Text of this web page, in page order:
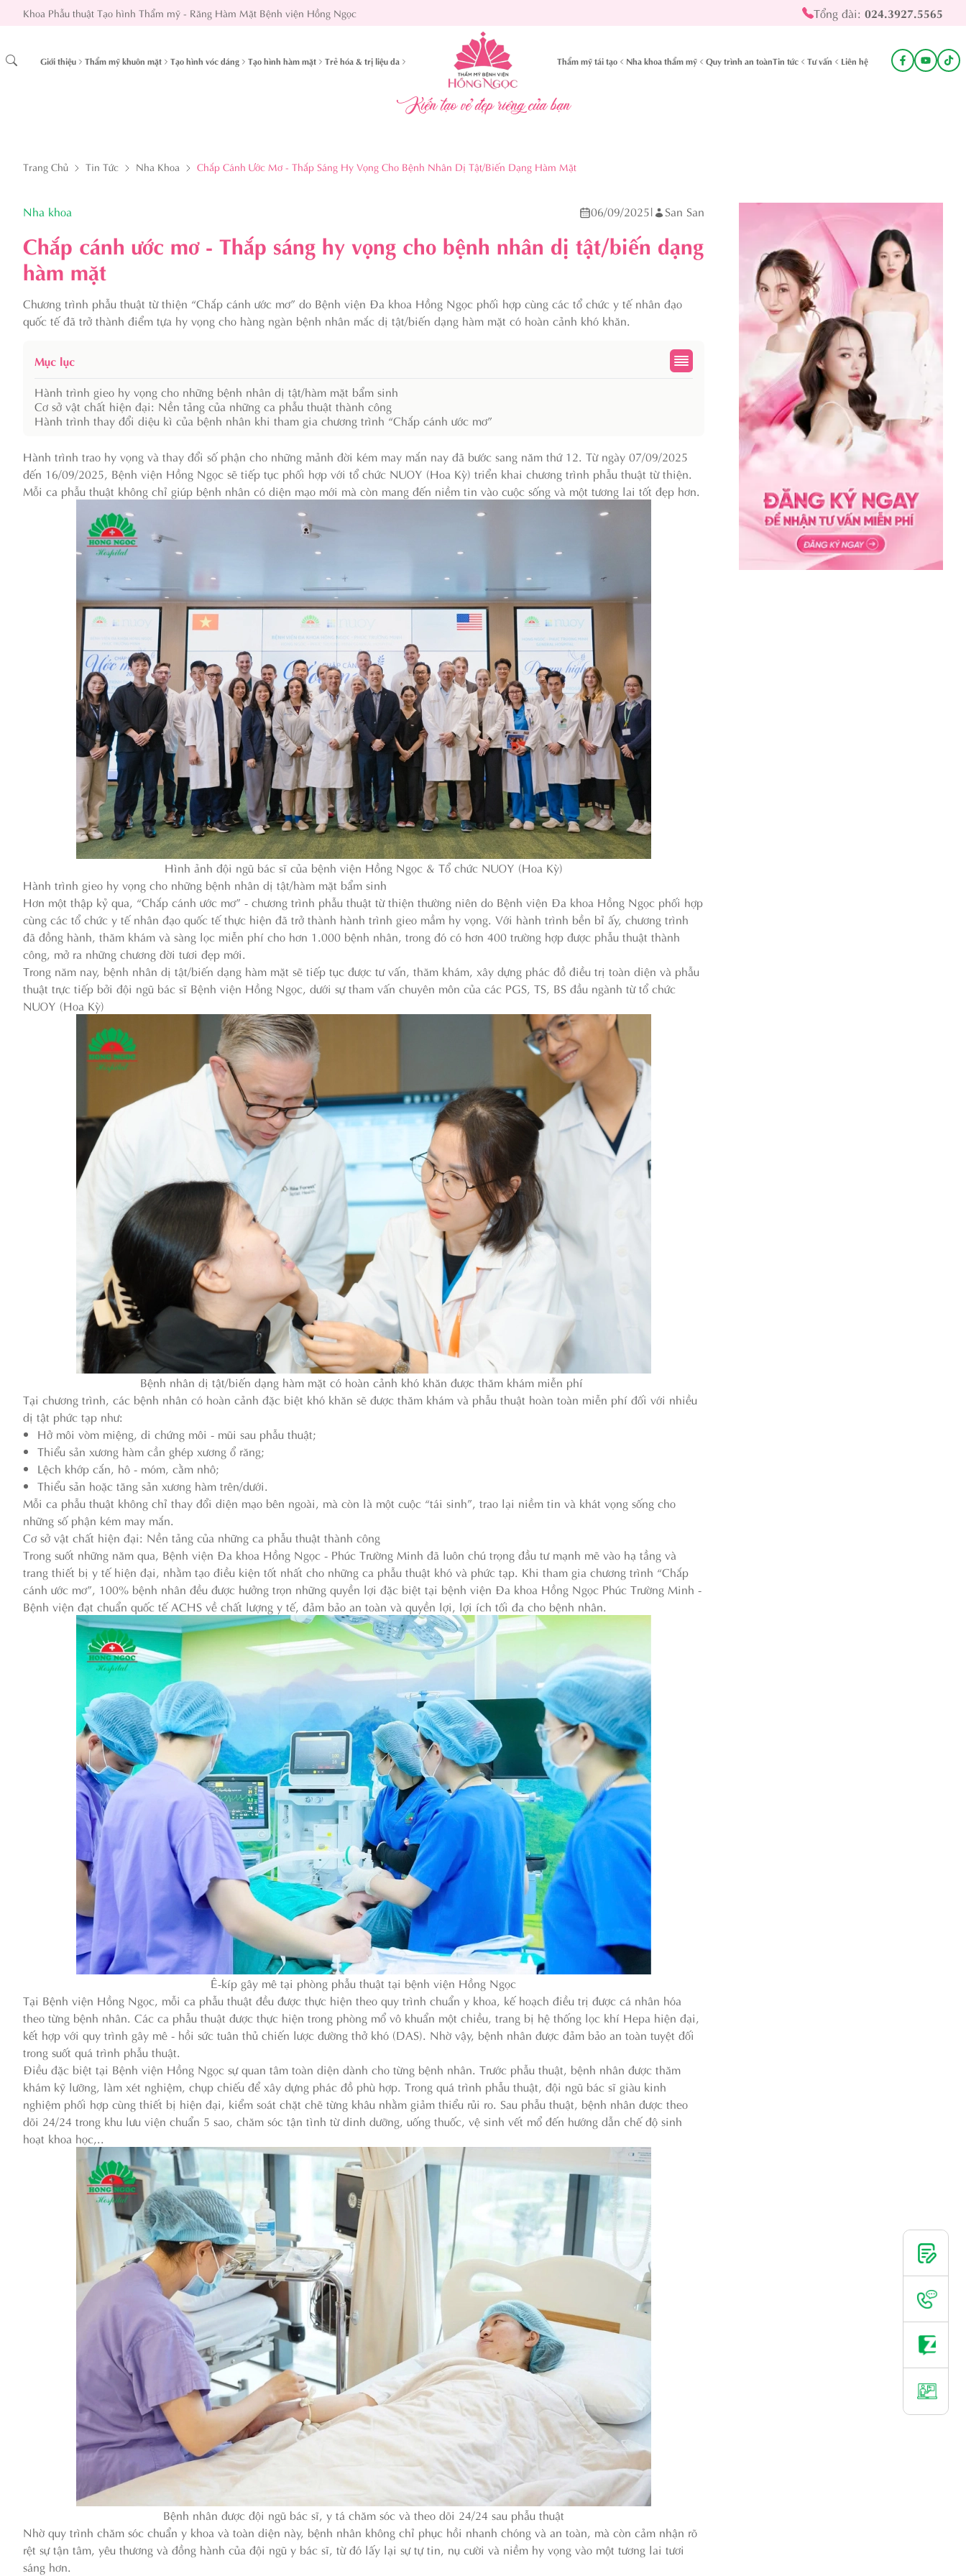
Khoa Phẫu thuật Tạo hình Thẩm mỹ - Răng Hàm Mặt Bệnh viện Hồng Ngọc Tổng đài: 024.3927.5565
Giới thiệu Thẩm mỹ khuôn mặt Tạo hình vóc dáng Tạo hình hàm mặt Trẻ hóa & trị liệu da Thẩm mỹ tái tạo Nha khoa thẩm mỹ Quy trình an toànTin tức Tư vấn Liên hệ
Kiến tạo vẻ đẹp riêng của bạn
Trang Chủ Tin Tức Nha Khoa Chắp Cánh Ước Mơ - Thắp Sáng Hy Vọng Cho Bệnh Nhân Dị Tật/biến Dạng Hàm Mặt
Nha khoa 06/09/2025| San San
Chắp cánh ước mơ - Thắp sáng hy vọng cho bệnh nhân dị tật/biến dạng
hàm mặt
Chương trình phẫu thuật từ thiện “Chắp cánh ước mơ” do Bệnh viện Đa khoa Hồng Ngọc phối hợp cùng các tổ chức y tế nhân đạo
quốc tế đã trở thành điểm tựa hy vọng cho hàng ngàn bệnh nhân mắc dị tật/biến dạng hàm mặt có hoàn cảnh khó khăn.
Mục lục
Hành trình gieo hy vọng cho những bệnh nhân dị tật/hàm mặt bẩm sinh
Cơ sở vật chất hiện đại: Nền tảng của những ca phẫu thuật thành công
Hành trình thay đổi diệu kì của bệnh nhân khi tham gia chương trình “Chắp cánh ước mơ”
Hành trình trao hy vọng và thay đổi số phận cho những mảnh đời kém may mắn nay đã bước sang năm thứ 12. Từ ngày 07/09/2025
đến 16/09/2025, Bệnh viện Hồng Ngọc sẽ tiếp tục phối hợp với tổ chức NUOY (Hoa Kỳ) triển khai chương trình phẫu thuật từ thiện.
Mỗi ca phẫu thuật không chỉ giúp bệnh nhân có diện mạo mới mà còn mang đến niềm tin vào cuộc sống và một tương lai tốt đẹp hơn.
Hình ảnh đội ngũ bác sĩ của bệnh viện Hồng Ngọc & Tổ chức NUOY (Hoa Kỳ)
Hành trình gieo hy vọng cho những bệnh nhân dị tật/hàm mặt bẩm sinh
Hơn một thập kỷ qua, “Chắp cánh ước mơ” - chương trình phẫu thuật từ thiện thường niên do Bệnh viện Đa khoa Hồng Ngọc phối hợp
cùng các tổ chức y tế nhân đạo quốc tế thực hiện đã trở thành hành trình gieo mầm hy vọng. Với hành trình bền bỉ ấy, chương trình
đã đồng hành, thăm khám và sàng lọc miễn phí cho hơn 1.000 bệnh nhân, trong đó có hơn 400 trường hợp được phẫu thuật thành
công, mở ra những chương đời tươi đẹp mới.
Trong năm nay, bệnh nhân dị tật/biến dạng hàm mặt sẽ tiếp tục được tư vấn, thăm khám, xây dựng phác đồ điều trị toàn diện và phẫu
thuật trực tiếp bởi đội ngũ bác sĩ Bệnh viện Hồng Ngọc, dưới sự tham vấn chuyên môn của các PGS, TS, BS đầu ngành từ tổ chức
NUOY (Hoa Kỳ)
Bệnh nhân dị tật/biến dạng hàm mặt có hoàn cảnh khó khăn được thăm khám miễn phí
Tại chương trình, các bệnh nhân có hoàn cảnh đặc biệt khó khăn sẽ được thăm khám và phẫu thuật hoàn toàn miễn phí đối với nhiều
dị tật phức tạp như:
Hở môi vòm miệng, di chứng môi - mũi sau phẫu thuật;
Thiểu sản xương hàm cần ghép xương ổ răng;
Lệch khớp cắn, hô - móm, cằm nhô;
Thiểu sản hoặc tăng sản xương hàm trên/dưới.
Mỗi ca phẫu thuật không chỉ thay đổi diện mạo bên ngoài, mà còn là một cuộc “tái sinh”, trao lại niềm tin và khát vọng sống cho
những số phận kém may mắn.
Cơ sở vật chất hiện đại: Nền tảng của những ca phẫu thuật thành công
Trong suốt những năm qua, Bệnh viện Đa khoa Hồng Ngọc - Phúc Trường Minh đã luôn chú trọng đầu tư mạnh mẽ vào hạ tầng và
trang thiết bị y tế hiện đại, nhằm tạo điều kiện tốt nhất cho những ca phẫu thuật khó và phức tạp. Khi tham gia chương trình “Chắp
cánh ước mơ”, 100% bệnh nhân đều được hưởng trọn những quyền lợi đặc biệt tại bệnh viện Đa khoa Hồng Ngọc Phúc Trường Minh -
Bệnh viện đạt chuẩn quốc tế ACHS về chất lượng y tế, đảm bảo an toàn và quyền lợi, lợi ích tối đa cho bệnh nhân.
Ê-kíp gây mê tại phòng phẫu thuật tại bệnh viện Hồng Ngọc
Tại Bệnh viện Hồng Ngọc, mỗi ca phẫu thuật đều được thực hiện theo quy trình chuẩn y khoa, kế hoạch điều trị được cá nhân hóa
theo từng bệnh nhân. Các ca phẫu thuật được thực hiện trong phòng mổ vô khuẩn một chiều, trang bị hệ thống lọc khí Hepa hiện đại,
kết hợp với quy trình gây mê - hồi sức tuân thủ chiến lược đường thở khó (DAS). Nhờ vậy, bệnh nhân được đảm bảo an toàn tuyệt đối
trong suốt quá trình phẫu thuật.
Điều đặc biệt tại Bệnh viện Hồng Ngọc sự quan tâm toàn diện dành cho từng bệnh nhân. Trước phẫu thuật, bệnh nhân được thăm
khám kỹ lưỡng, làm xét nghiệm, chụp chiếu để xây dựng phác đồ phù hợp. Trong quá trình phẫu thuật, đội ngũ bác sĩ giàu kinh
nghiệm phối hợp cùng thiết bị hiện đại, kiểm soát chặt chẽ từng khâu nhằm giảm thiểu rủi ro. Sau phẫu thuật, bệnh nhân được theo
dõi 24/24 trong khu lưu viện chuẩn 5 sao, chăm sóc tận tình từ dinh dưỡng, uống thuốc, vệ sinh vết mổ đến hướng dẫn chế độ sinh
hoạt khoa học,..
Bệnh nhân được đội ngũ bác sĩ, y tá chăm sóc và theo dõi 24/24 sau phẫu thuật
Nhờ quy trình chăm sóc chuẩn y khoa và toàn diện này, bệnh nhân không chỉ phục hồi nhanh chóng và an toàn, mà còn cảm nhận rõ
rệt sự tận tâm, yêu thương và đồng hành của đội ngũ y bác sĩ, từ đó lấy lại sự tự tin, nụ cười và niềm hy vọng vào một tương lai tươi
sáng hơn.